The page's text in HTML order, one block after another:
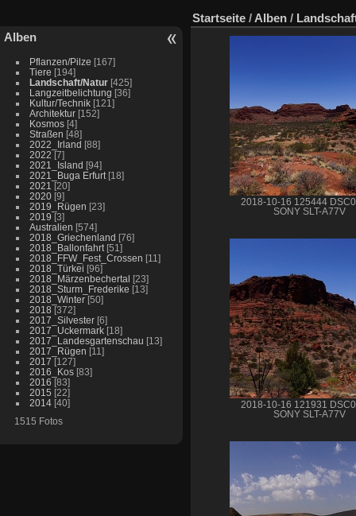
Alben
Pflanzen/Pilze [167]
Tiere [194]
Landschaft/Natur [425]
Langzeitbelichtung [36]
Kultur/Technik [121]
Architektur [152]
Kosmos [4]
Straßen [48]
2022_Irland [88]
2022 [7]
2021_Island [94]
2021_Buga Erfurt [18]
2021 [20]
2020 [9]
2019_Rügen [23]
2019 [3]
Australien [574]
2018_Griechenland [76]
2018_Ballonfahrt [51]
2018_FFW_Fest_Crossen [11]
2018_Türkei [96]
2018_Märzenbechertal [23]
2018_Sturm_Frederike [13]
2018_Winter [50]
2018 [372]
2017_Silvester [6]
2017_Uckermark [18]
2017_Landesgartenschau [13]
2017_Rügen [11]
2017 [127]
2016_Kos [83]
2016 [83]
2015 [22]
2014 [40]
1515 Fotos
Startseite / Alben /
2018-10-16 125444
SONY SLT-A77V
2018-10-16 121931
SONY SLT-A77V